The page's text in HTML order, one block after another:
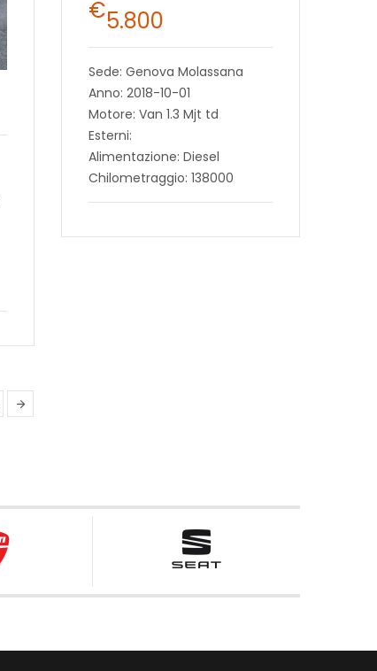
€5.800
Sede: Genova Molassana
Anno: 2018-10-01
Motore: Van 1.3 Mjt td
Esterni:
Alimentazione: Diesel
Chilometraggio: 138000